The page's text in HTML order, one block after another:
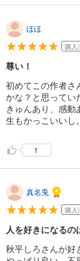
ほほ
購入
尊い！
初めてこの作者さ
かな？と思ってい
きゅんあり、感
生もかっこいいし
1
真名兎
購入
人を好きになるの
秋平しろさんが好